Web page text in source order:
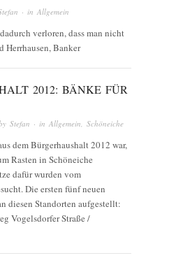
· in Allgemein
verloren, dass man nicht
Herrhausen, Banker
2012: BÄNKE FÜR
Stefan · in Allgemein Schöneiche
dem Bürgerhaushalt 2012 war,
Rasten in Schöneiche
dafür wurden vom
Die ersten fünf neuen
diesen Standorten aufgestellt:
Vogelsdorfer Straße /